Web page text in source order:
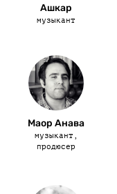
Ашкар
музыкант
Маор Анава
музыкант,
продюсер